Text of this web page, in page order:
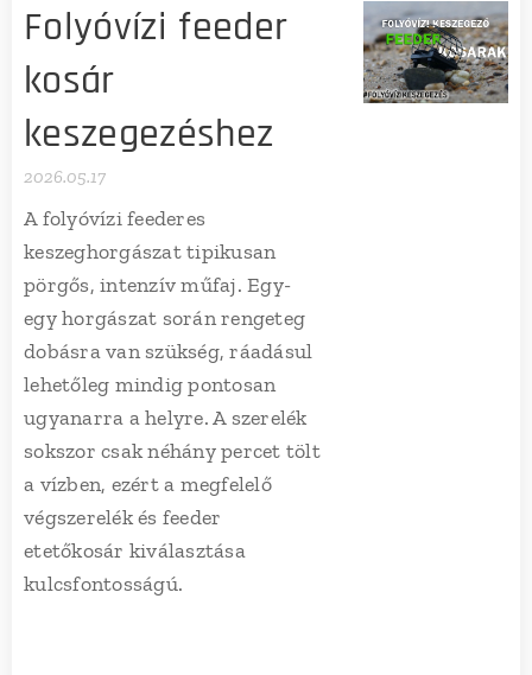
Folyóvízi feeder
kosár
keszegezéshez
2026.05.17
A folyóvízi feederes
keszeghorgászat tipikusan
pörgős, intenzív műfaj. Egy-
egy horgászat során rengeteg
dobásra van szükség, ráadásul
lehetőleg mindig pontosan
ugyanarra a helyre. A szerelék
sokszor csak néhány percet tölt
a vízben, ezért a megfelelő
végszerelék és feeder
etetőkosár kiválasztása
kulcsfontosságú.